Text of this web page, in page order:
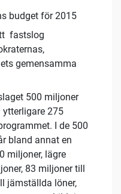
budget för 2015
fastslog
gemensamma
500 miljoner
ytterligare 275
I de 500
bland annat en
miljoner, lägre
83 miljoner till
jämställda löner,